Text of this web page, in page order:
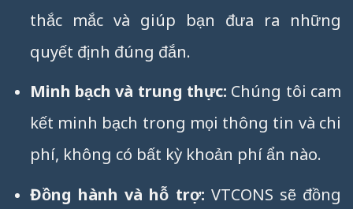
thắc mắc và giúp bạn đưa ra những
quyết định đúng đắn.
Minh bạch và trung thực: Chúng tôi cam
kết minh bạch trong mọi thông tin và chi
phí, không có bất kỳ khoản phí ẩn nào.
Đồng hành và hỗ trợ: VTCONS sẽ đồng